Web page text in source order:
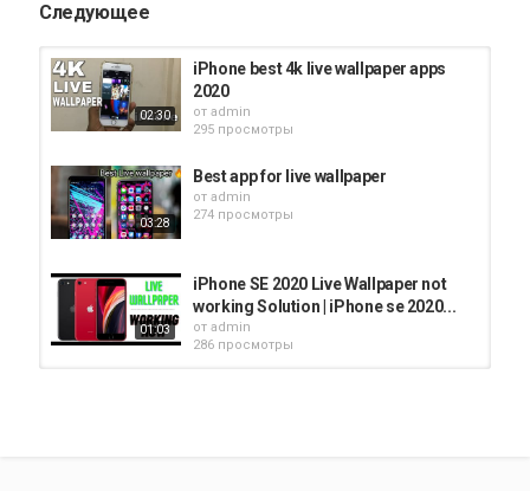
Следующее
02:30
iPhone best 4k live wallpaper apps
2020
от admin
295 просмотры
03:28
Best app for live wallpaper
от admin
274 просмотры
01:03
iPhone SE 2020 Live Wallpaper not
working Solution | iPhone se 2020...
от admin
286 просмотры